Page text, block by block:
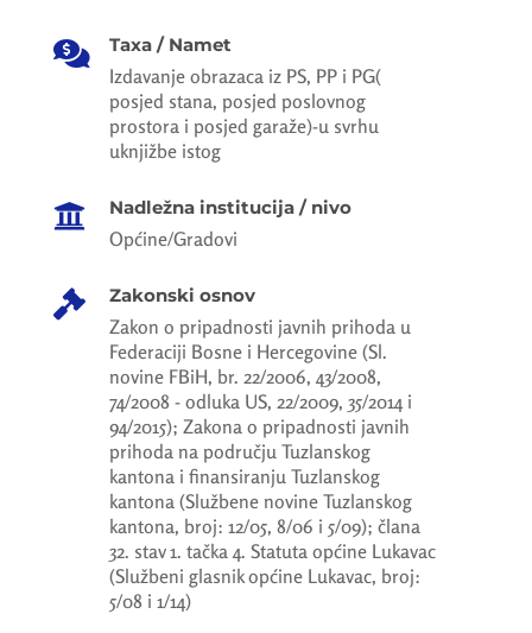
 Taxa / Namet
Izdavanje obrazaca iz PS, PP i PG(
posjed stana, posjed poslovnog
prostora i posjed garaže)-u svrhu
uknjižbe istog
 Nadležna institucija / nivo
Općine/Gradovi
 Zakonski osnov
Zakon o pripadnosti javnih prihoda u
Federaciji Bosne i Hercegovine (Sl.
novine FBiH, br. 22/2006, 43/2008,
74/2008 - odluka US, 22/2009, 35/2014 i
94/2015); Zakona o pripadnosti javnih
prihoda na području Tuzlanskog
kantona i finansiranju Tuzlanskog
kantona (Službene novine Tuzlanskog
kantona, broj: 12/05, 8/06 i 5/09); člana
32. stav 1. tačka 4. Statuta općine Lukavac
(Službeni glasnik općine Lukavac, broj:
5/08 i 1/14)